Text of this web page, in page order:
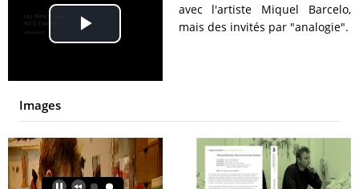
Play
Video
avec l'artiste Miquel Barcelo,
mais des invités par "analogie".
Images